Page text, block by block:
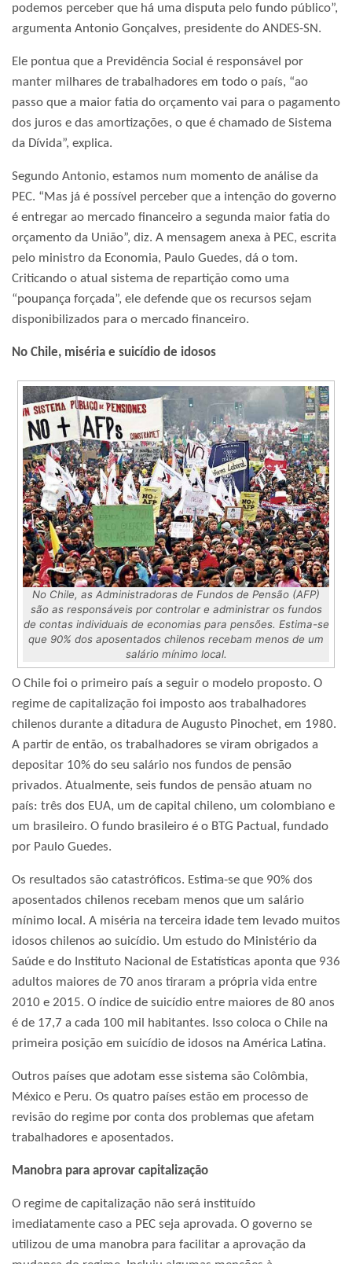
podemos perceber que há uma disputa pelo fundo público”,
argumenta Antonio Gonçalves, presidente do ANDES-SN.
Ele pontua que a Previdência Social é responsável por
manter milhares de trabalhadores em todo o país, “ao
passo que a maior fatia do orçamento vai para o pagamento
dos juros e das amortizações, o que é chamado de Sistema
da Dívida”, explica.
Segundo Antonio, estamos num momento de análise da
PEC. “Mas já é possível perceber que a intenção do governo
é entregar ao mercado financeiro a segunda maior fatia do
orçamento da União”, diz. A mensagem anexa à PEC, escrita
pelo ministro da Economia, Paulo Guedes, dá o tom.
Criticando o atual sistema de repartição como uma
“poupança forçada”, ele defende que os recursos sejam
disponibilizados para o mercado financeiro.
No Chile, miséria e suicídio de idosos
No Chile, as Administradoras de Fundos de Pensão (AFP)
são as responsáveis por controlar e administrar os fundos
de contas individuais de economias para pensões. Estima-se
que 90% dos aposentados chilenos recebam menos de um
salário mínimo local.
O Chile foi o primeiro país a seguir o modelo proposto. O
regime de capitalização foi imposto aos trabalhadores
chilenos durante a ditadura de Augusto Pinochet, em 1980.
A partir de então, os trabalhadores se viram obrigados a
depositar 10% do seu salário nos fundos de pensão
privados. Atualmente, seis fundos de pensão atuam no
país: três dos EUA, um de capital chileno, um colombiano e
um brasileiro. O fundo brasileiro é o BTG Pactual, fundado
por Paulo Guedes.
Os resultados são catastróficos. Estima-se que 90% dos
aposentados chilenos recebam menos que um salário
mínimo local. A miséria na terceira idade tem levado muitos
idosos chilenos ao suicídio. Um estudo do Ministério da
Saúde e do Instituto Nacional de Estatísticas aponta que 936
adultos maiores de 70 anos tiraram a própria vida entre
2010 e 2015. O índice de suicídio entre maiores de 80 anos
é de 17,7 a cada 100 mil habitantes. Isso coloca o Chile na
primeira posição em suicídio de idosos na América Latina.
Outros países que adotam esse sistema são Colômbia,
México e Peru. Os quatro países estão em processo de
revisão do regime por conta dos problemas que afetam
trabalhadores e aposentados.
Manobra para aprovar capitalização
O regime de capitalização não será instituído
imediatamente caso a PEC seja aprovada. O governo se
utilizou de uma manobra para facilitar a aprovação da